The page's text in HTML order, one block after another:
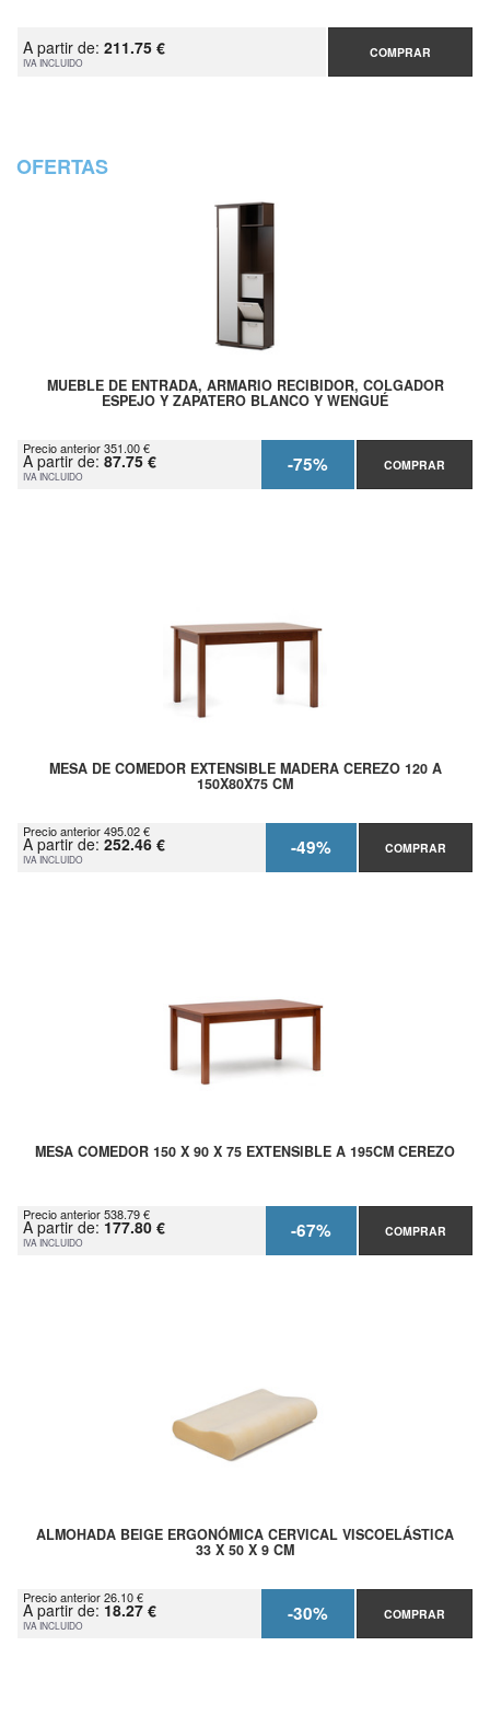
A partir de: 211.75 €
IVA INCLUIDO
COMPRAR
OFERTAS
MUEBLE DE ENTRADA, ARMARIO RECIBIDOR, COLGADOR
ESPEJO Y ZAPATERO BLANCO Y WENGUÉ
Precio anterior 351.00 €
A partir de: 87.75 €
IVA INCLUIDO -75% COMPRAR
MESA DE COMEDOR EXTENSIBLE MADERA CEREZO 120 A
150X80X75 CM
Precio anterior 495.02 €
A partir de: 252.46 €
IVA INCLUIDO -49% COMPRAR
MESA COMEDOR 150 X 90 X 75 EXTENSIBLE A 195CM CEREZO
Precio anterior 538.79 €
A partir de: 177.80 €
IVA INCLUIDO -67% COMPRAR
ALMOHADA BEIGE ERGONÓMICA CERVICAL VISCOELÁSTICA
33 X 50 X 9 CM
Precio anterior 26.10 €
A partir de: 18.27 €
IVA INCLUIDO -30% COMPRAR